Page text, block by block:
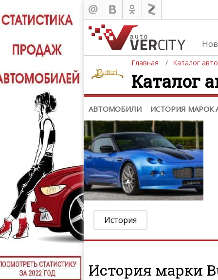
Главная Каталог
Каталог
АВТОМОБИЛИ ИСТОРИЯ МАРОК
Каталог
Автомобили
История марок автомобилей
История
История марки